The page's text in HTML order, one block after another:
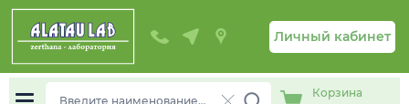
Личный кабинет
Корзина